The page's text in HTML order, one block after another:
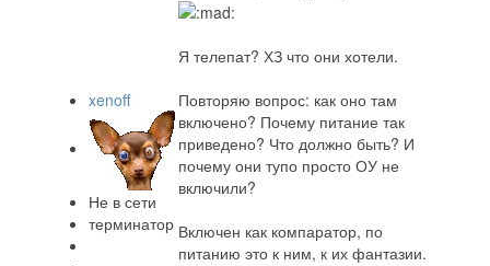
xenoff
Не в сети
терминатор
Я телепат? ХЗ что они хотели.
Повторяю вопрос: как оно там
включено? Почему питание так
приведено? Что должно быть? И
почему они тупо просто ОУ не
включили?
Включен как компаратор, по
питанию это к ним, к их фантазии.